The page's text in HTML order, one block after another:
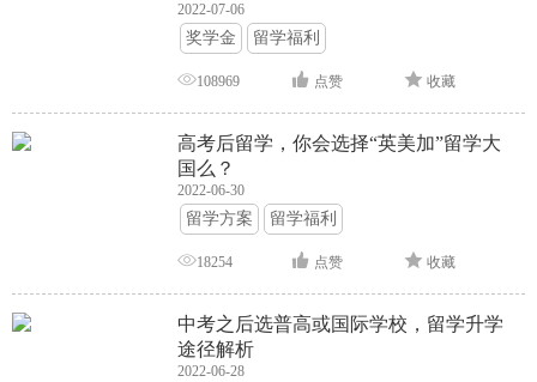
2022-07-06
奖学金 留学福利
108969 点赞 收藏
高考后留学，你会选择“英美加”留学大
国么？
2022-06-30
留学方案 留学福利
18254 点赞 收藏
中考之后选普高或国际学校，留学升学
途径解析
2022-06-28